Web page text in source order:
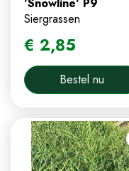
Siergrassen
€ 2,85
Bestel nu